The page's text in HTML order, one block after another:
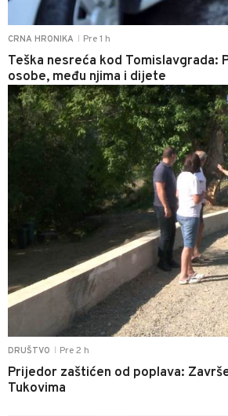
CRNA HRONIKA Pre 1 h
Teška nesreća kod Tomislavgrada:
osobe, među njima i dijete
DRUŠTVO Pre 2 h
Prijedor zaštićen od poplava:
Tukovima